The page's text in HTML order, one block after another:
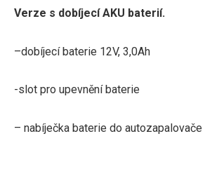
Verze s dobíjecí AKU baterií.
–dobíjecí baterie 12V, 3,0Ah
-slot pro upevnění baterie
– nabíječka baterie do autozapalovače